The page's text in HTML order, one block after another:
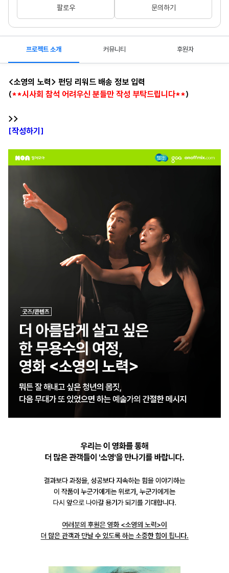
팔로우 문의하기
프로젝트 소개 커뮤니티 후원자
<소영의 노력> 펀딩 리워드 배송 정보 입력
(**시사회 참석 어려우신 분들만 작성 부탁드립니다**)
>>
[작성하기]